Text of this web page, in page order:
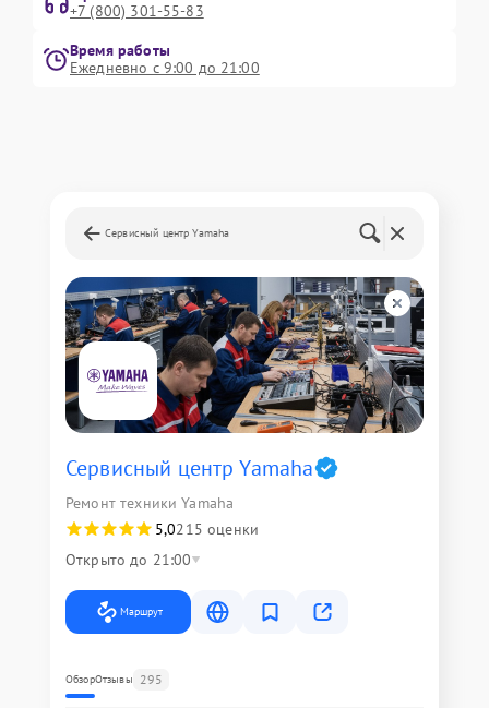
+7 (800) 301-55-83
Время работы
Ежедневно с 9:00 до 21:00
Сервисный центр Yamaha
Сервисный центр Yamaha
Ремонт техники Yamaha
5,0215 оценки
Открыто до 21:00
Маршрут
ОбзорОтзывы 295